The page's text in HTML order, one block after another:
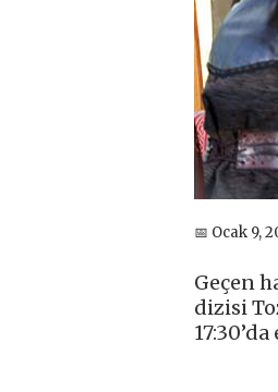
📅 Ocak 9,
Geçen
dizisi